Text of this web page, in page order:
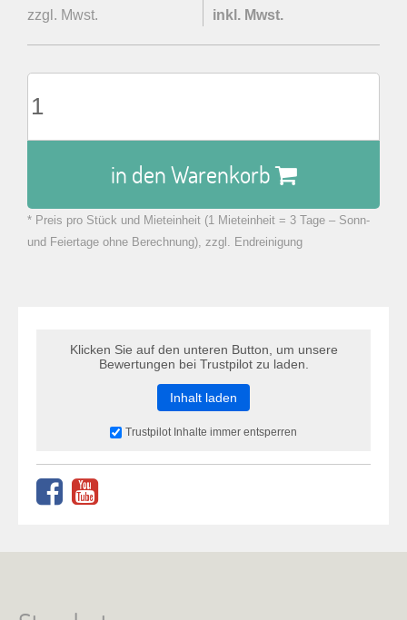
zzgl. Mwst. inkl. Mwst.
in den Warenkorb
zu Warenkorb hinzugefügt.
* Preis pro Stück und Mieteinheit (1 Mieteinheit = 3 Tage – Sonn-
und Feiertage ohne Berechnung), zzgl. Endreinigung
Klicken Sie auf den unteren Button, um unsere
Bewertungen bei Trustpilot zu laden.
Inhalt laden
Trustpilot Inhalte immer entsperren